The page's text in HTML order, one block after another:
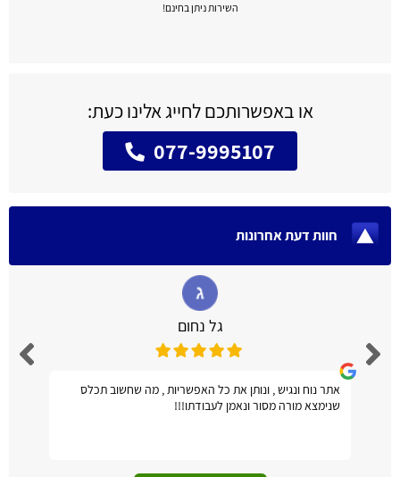
השירות ניתן בחינם!
או באפשרותכם לחייג אלינו כעת:
077-9995107
חוות דעת אחרונות
גל נחום
אתר נוח ונגיש , ונותן את כל האפשריות , מה שחשוב תכלס
שנימצא מורה מסור ונאמן לעבודתו!!!